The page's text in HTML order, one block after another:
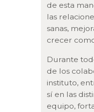
de esta
las
sanas,
crecer
Durante
de los
instituto,
sí en las
equipo,